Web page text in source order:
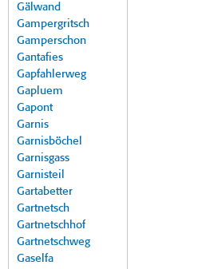
Gälwand
Gampergritsch
Gamperschon
Gantafies
Gapfahlerweg
Gapluem
Gapont
Garnis
Garnisböchel
Garnisgass
Garnisteil
Gartabetter
Gartnetsch
Gartnetschhof
Gartnetschweg
Gaselfa